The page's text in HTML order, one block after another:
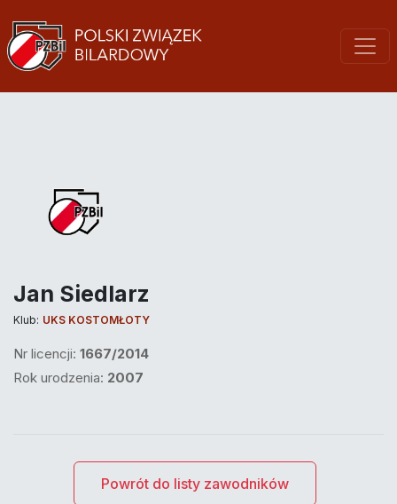
Jan Siedlarz
Klub: UKS KOSTOMŁOTY
Nr licencji: 1667/2014
Rok urodzenia: 2007
Powrót do listy zawodników